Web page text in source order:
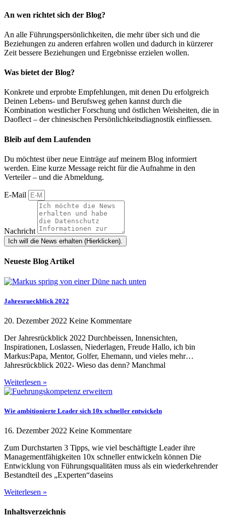
An wen richtet sich der Blog?
An alle Führungspersönlichkeiten, die mehr über sich und die
Beziehungen zu anderen erfahren wollen und dadurch in kürzerer
Zeit bessere Beziehungen und Ergebnisse erzielen wollen.
Was bietet der Blog?
Konkrete und erprobte Empfehlungen, mit denen Du erfolgreich
Deinen Lebens- und Berufsweg gehen kannst durch die
Kombination westlicher Forschung und östlichen Weisheiten, die in
Daoflect – der chinesischen Persönlichkeitsdiagnostik einfliessen.
Bleib auf dem Laufenden
Du möchtest über neue Einträge auf meinem Blog informiert
werden. Eine kurze Message reicht für die Aufnahme in den
Verteiler – und die Abmeldung.
E-Mail
Nachricht
Ich will die News erhalten (Hierklicken).
Neueste Blog Artikel
Jahresrueckblick 2022
20. Dezember 2022 Keine Kommentare
Der Jahresrückblick 2022 Durchbeissen, Innensichten,
Inspirationen, Loslassen, Niederlagen, Freude Hallo, ich bin
Markus:Papa, Mentor, Golfer, Ehemann, und vieles mehr…
Jahresrückblick 2022- Wieso das denn? Manchmal
Weiterlesen »
Wie ambitionierte Leader sich 10x schneller entwickeln
16. Dezember 2022 Keine Kommentare
Zum Durchstarten 3 Tipps, wie viel beschäftigte Leader ihre
Managementfähigkeiten 10x schneller entwickeln können Die
Entwicklung von Führungsqualitäten muss als ein wiederkehrender
Bestandteil des „Experten“daseins
Weiterlesen »
Inhaltsverzeichnis